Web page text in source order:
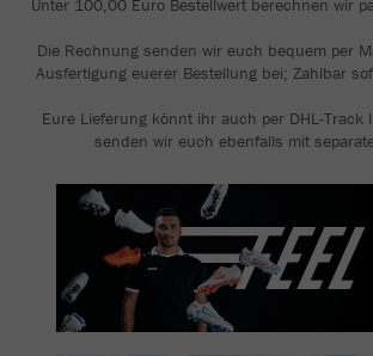
Unter 100,00 Euro Bestellwert berechnen wir
Die Rechnung senden wir euch bequem per
Ausfertigung euerer Bestellung bei; Zahlbar
Eure Lieferung könnt ihr auch per DHL-Track
senden wir euch ebenfalls mit